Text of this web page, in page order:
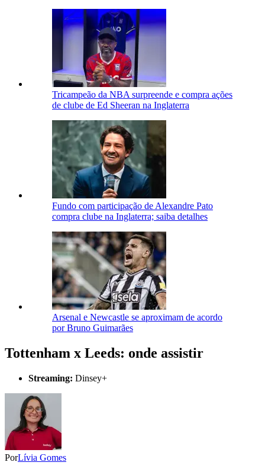
Tricampeão da NBA surpreende e compra ações
de clube de Ed Sheeran na Inglaterra
Fundo com participação de Alexandre Pato
compra clube na Inglaterra; saiba detalhes
Arsenal e Newcastle se aproximam de acordo
por Bruno Guimarães
Tottenham x Leeds: onde assistir
Streaming: Dinsey+
PorLívia Gomes